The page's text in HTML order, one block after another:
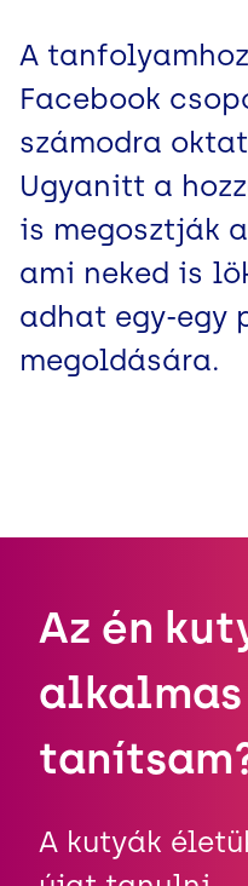
A
Facebook
számodra
Ugyanitt a
is megosztják
ami neked is
adhat egy-egy
megoldására.
Az én
A kutyák